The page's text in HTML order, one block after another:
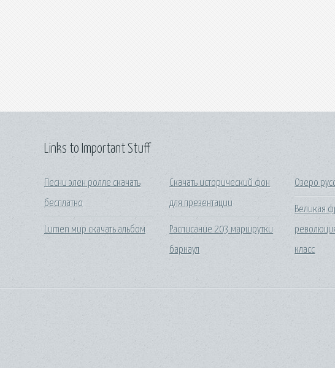
Links to Important Stuff
Песни элен ролле скачать
бесплатно
Lumen мир скачать альбом
Скачать исторический фон
для презентации
Расписание 203 маршрутки
барнаул
Озеро
Великая
класс